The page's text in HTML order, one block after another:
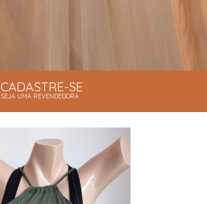
CADASTRE-SE
SEJA UMA REVENDEDORA